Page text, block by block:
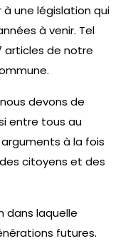
une législation qui
à venir. Tel
articles de notre
devons de
entre tous au
à la fois
citoyens et des
dans laquelle
futures.